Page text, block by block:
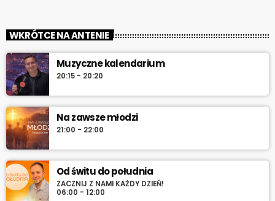
„Biesiada Śląska” – w każdą niedzielę od 12:00 do 17:00. Piotr
Scholz, muzyka biesiadna, rozmowy z gwiazdami, konkursy i
pozdrowienia na antenie.
WKRÓTCE NA ANTENIE
Muzyczne kalendarium
20:15 - 20:20
Na zawsze młodzi
21:00 - 22:00
Od świtu do południa
ZACZNIJ Z NAMI KAŻDY DZIEŃ!
06:00 - 12:00